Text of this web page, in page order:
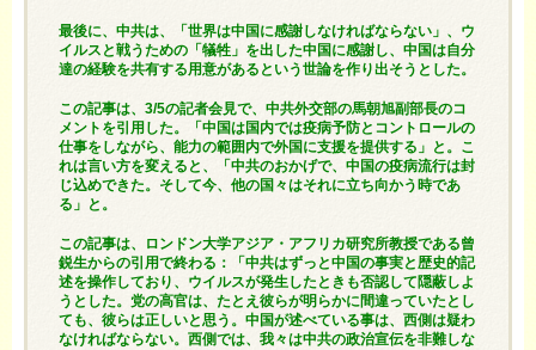
最後に、中共は、「世界は中国に感謝しなければならない」、ウ
イルスと戦うための「犠牲」を出した中国に感謝し、中国は自分
達の経験を共有する用意があるという世論を作り出そうとした。
この記事は、3/5の記者会見で、中共外交部の馬朝旭副部長のコ
メントを引用した。「中国は国内では疫病予防とコントロールの
仕事をしながら、能力の範囲内で外国に支援を提供する」と。こ
れは言い方を変えると、「中共のおかげで、中国の疫病流行は封
じ込めできた。そして今、他の国々はそれに立ち向かう時であ
る」と。
この記事は、ロンドン大学アジア・アフリカ研究所教授である曾
鋭生からの引用で終わる：「中共はずっと中国の事実と歴史的記
述を操作しており、ウイルスが発生したときも否認して隠蔽しよ
うとした。党の高官は、たとえ彼らが明らかに間違っていたとし
ても、彼らは正しいと思う。中国が述べている事は、西側は疑わ
なければならない。西側では、我々は中共の政治宣伝を非難しな